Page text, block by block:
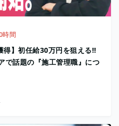
時間
得】初任給30万円を狙える!!
で話題の『施工管理職』につ